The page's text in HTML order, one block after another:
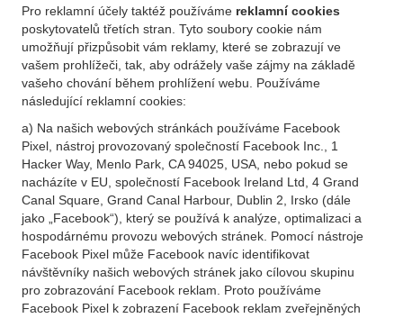
Pro reklamní účely taktéž používáme reklamní cookies
poskytovatelů třetích stran. Tyto soubory cookie nám
umožňují přizpůsobit vám reklamy, které se zobrazují ve
vašem prohlížeči, tak, aby odrážely vaše zájmy na základě
vašeho chování během prohlížení webu. Používáme
následující reklamní cookies:
a) Na našich webových stránkách používáme Facebook
Pixel, nástroj provozovaný společností Facebook Inc., 1
Hacker Way, Menlo Park, CA 94025, USA, nebo pokud se
nacházíte v EU, společností Facebook Ireland Ltd, 4 Grand
Canal Square, Grand Canal Harbour, Dublin 2, Irsko (dále
jako „Facebook“), který se používá k analýze, optimalizaci a
hospodárnému provozu webových stránek. Pomocí nástroje
Facebook Pixel může Facebook navíc identifikovat
návštěvníky našich webových stránek jako cílovou skupinu
pro zobrazování Facebook reklam. Proto používáme
Facebook Pixel k zobrazení Facebook reklam zveřejněných